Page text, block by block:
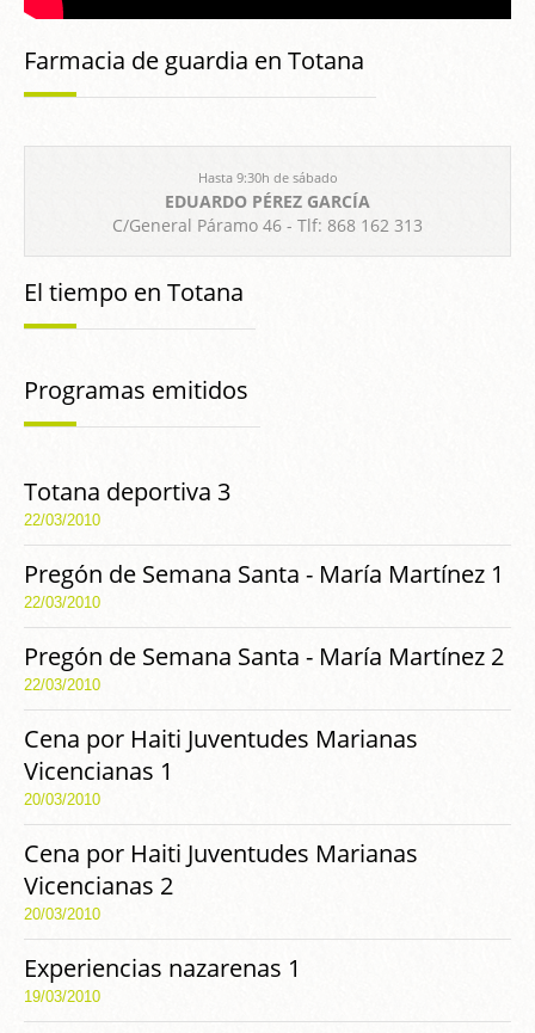
Programas emitidos
Totana deportiva 3
22/03/2010
Pregón de Semana Santa - María Martínez 1
22/03/2010
Pregón de Semana Santa - María Martínez 2
22/03/2010
Cena por Haiti Juventudes Marianas
Vicencianas 1
20/03/2010
Cena por Haiti Juventudes Marianas
Vicencianas 2
20/03/2010
Experiencias nazarenas 1
19/03/2010
Farmacia de guardia en Totana
Hasta 9:30h de sábado
EDUARDO PÉREZ GARCÍA
C/General Páramo 46 - Tlf: 868 162 313
El tiempo en Totana